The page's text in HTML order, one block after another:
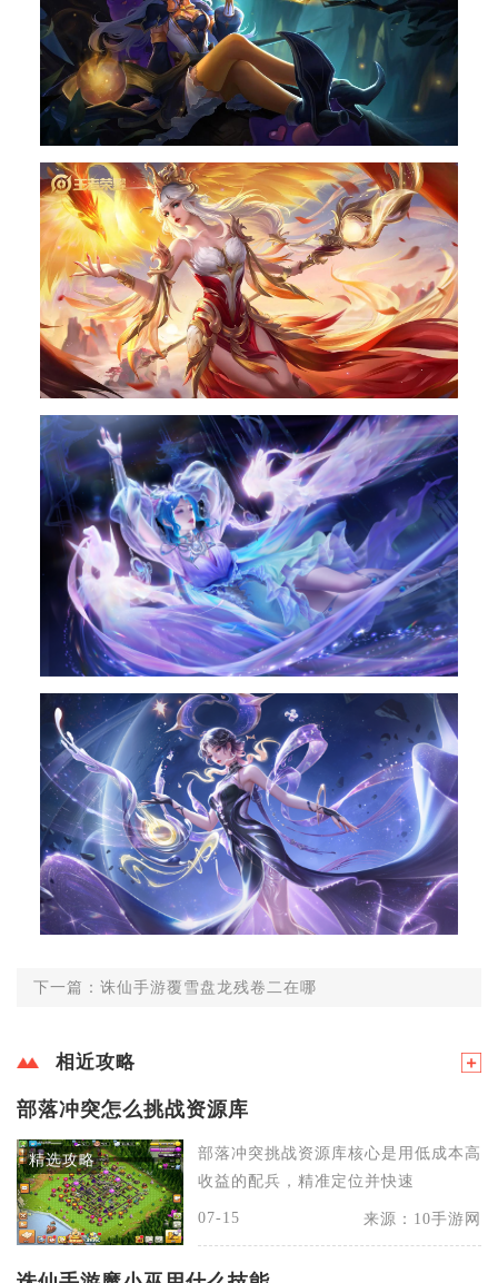
下一篇：诛仙手游覆雪盘龙残卷二在哪
相近攻略
部落冲突怎么挑战资源库
精选攻略
部落冲突挑战资源库核心是用低成本高
收益的配兵，精准定位并快速
07-15 来源：10手游网